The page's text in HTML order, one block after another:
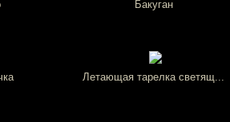
Бакуган
Летающая тарелка светящ...